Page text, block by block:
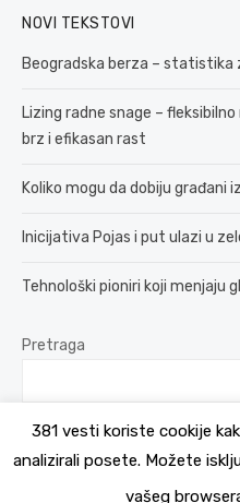
NOVI TEKSTOVI
Beogradska berza – statistika
Lizing radne snage –
brz i efikasan rast
Koliko mogu da dobiju građani
Inicijativa Pojas i put ulazi u
Tehnološki pioniri koji menjaju
Pretraga
381 vesti koriste cookije
analizirali posete. Možete
vašeg